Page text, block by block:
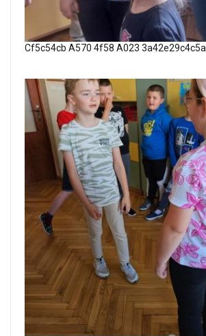
Cf5c54cb A570 4f58 A023 3a42e29c4c5a